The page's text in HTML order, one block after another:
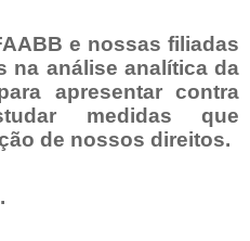
e nossas filiadas
na análise analítica da
apresentar contra
medidas que
de nossos direitos.